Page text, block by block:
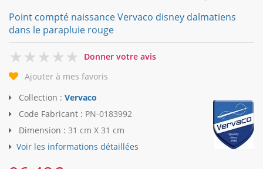
Point compté naissance Vervaco disney dalmatiens
dans le parapluie rouge
0
Donner votre avis
Ajouter à mes favoris
Collection : Vervaco
Code Fabricant : PN-0183992
Dimension : 31 cm X 31 cm
Voir les informations détaillées